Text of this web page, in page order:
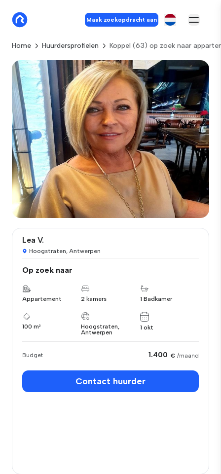
Maak zoekopdracht aan
Home Huurdersprofielen Koppel (63) op zoek naar
Lea V.
Hoogstraten, Antwerpen
Op zoek naar
Appartement 2 kamers 1 Badkamer
100 m²
Hoogstraten,
Antwerpen
1 okt
Budget 1.400 € /maand
Contact huurder